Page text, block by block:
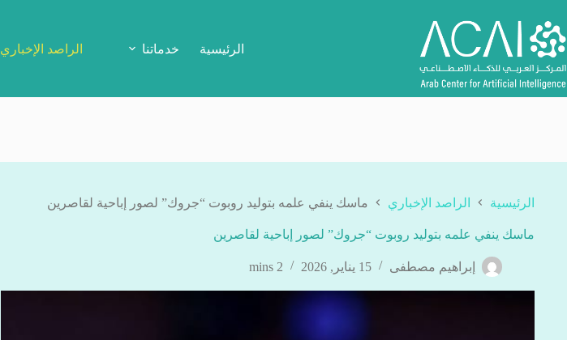
إلى
المحتوى
الرئيسية خدماتنا الراصد الإخباري
الرئيسية الراصد الإخباري ماسك ينفي علمه بتوليد روبوت “جروك” لصور إباحية لقاصرين
ماسك ينفي علمه بتوليد روبوت “جروك” لصور إباحية لقاصرين
إبراهيم مصطفى 15 يناير, 2026 2 mins